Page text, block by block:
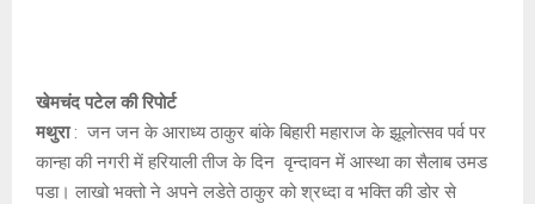
खेमचंद पटेल की रिपोर्ट
मथुरा: जन जन के आराध्य ठाकुर बांके बिहारी महाराज के झूलोत्सव पर्व पर
कान्हा की नगरी में हरियाली तीज के दिन वृन्दावन में आस्था का सैलाब उमड
पडा। लाखो भक्तो ने अपने लडेते ठाकुर को श्रध्दा व भक्ति की डोर से